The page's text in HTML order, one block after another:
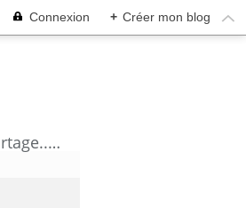
Connexion + Créer mon blog
découvrez mes aquarelles, mes tutoriels, mes coups de coeur lecture et artistes et autres envies de partage....Céline Castaingt-T.